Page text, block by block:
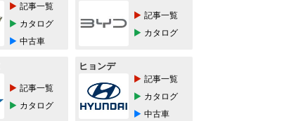
記事一覧
カタログ
中古車
記事一覧
カタログ
記事一覧
カタログ
ヒョンデ
記事一覧
カタログ
中古車